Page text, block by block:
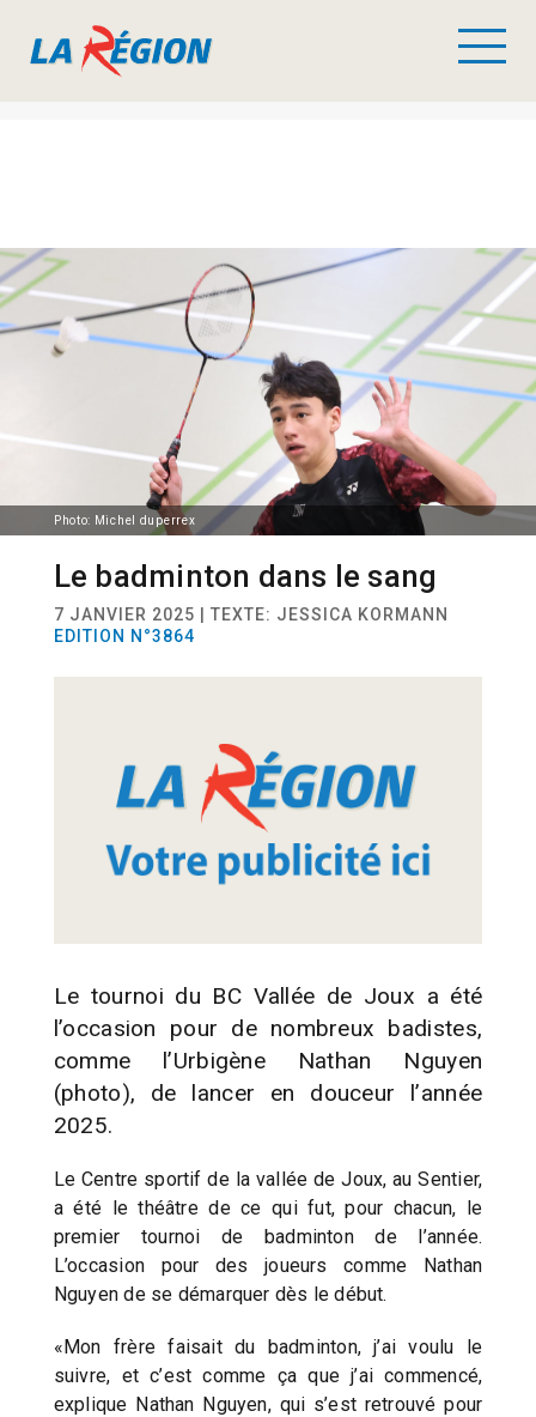
BADMINTON
Photo: Michel duperrex
Le badminton dans le sang
7 JANVIER 2025 | TEXTE: JESSICA KORMANN
EDITION N°3864
Le tournoi du BC Vallée de Joux a été
l’occasion pour de nombreux badistes,
comme l’Urbigène Nathan Nguyen
(photo), de lancer en douceur l’année
2025.
Le Centre sportif de la vallée de Joux, au Sentier,
a été le théâtre de ce qui fut, pour chacun, le
premier tournoi de badminton de l’année.
L’occasion pour des joueurs comme Nathan
Nguyen de se démarquer dès le début.
«Mon frère faisait du badminton, j’ai voulu le
suivre, et c’est comme ça que j’ai commencé,
explique Nathan Nguyen, qui s’est retrouvé pour